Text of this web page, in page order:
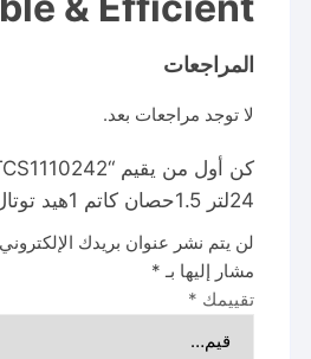
المراجعات
لا توجد مراجعات بعد.
24لتر 1.5حصان كاتم 1هيد توتال”
لن يتم نشر عنوان بريدك
مشار إليها بـ *
تقييمك *